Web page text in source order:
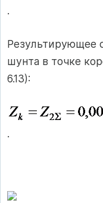
.
Результирующее
шунта в точке
6.13):
.